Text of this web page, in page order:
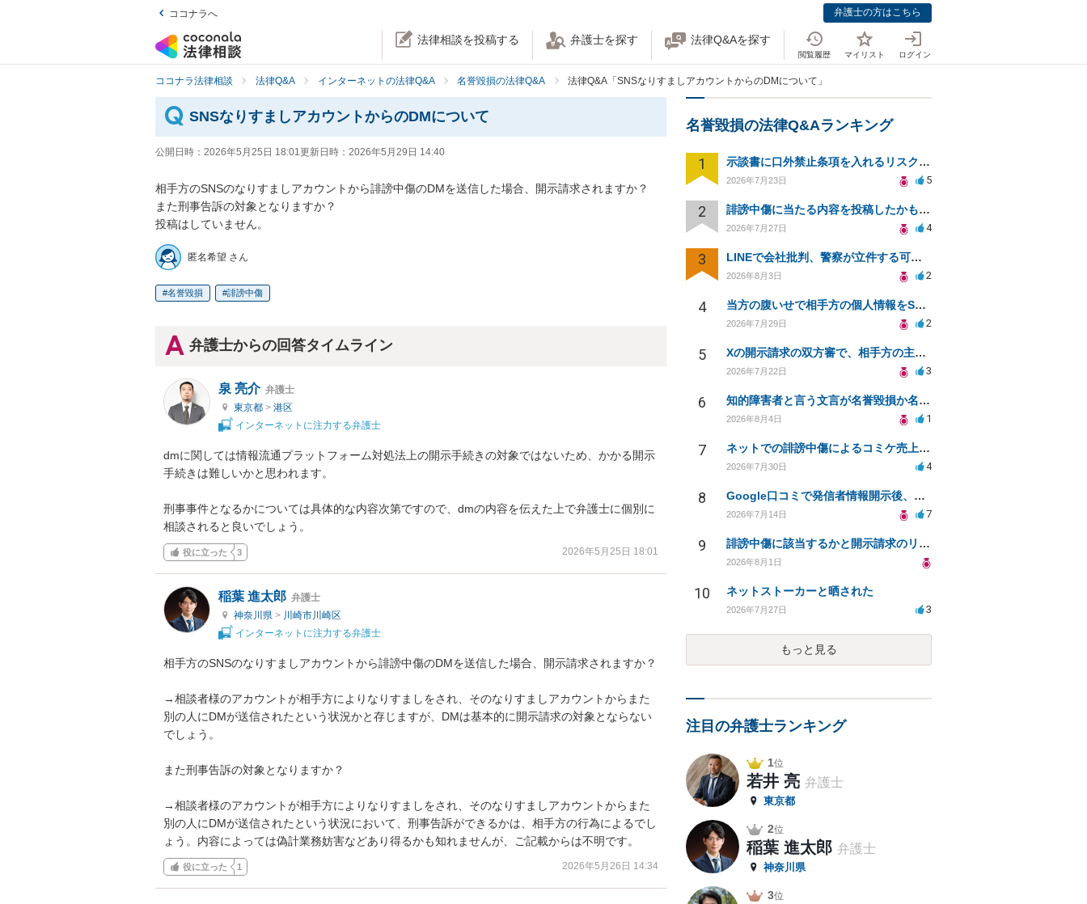
ココナラへ 弁護士の方はこちら
法律相談を投稿する 弁護士を探す 法律Q&Aを探す
閲覧履歴 マイリスト ログイン
ココナラ法律相談 法律Q&A インターネットの法律Q&A 名誉毀損の法律Q&A 法律Q&A「SNSなりすましアカウントからのDMについて」
SNSなりすましアカウントからのDMについて
公開日時： 2026年5月25日 18:01更新日時： 2026年5月29日 14:40
相手方のSNSのなりすましアカウントから誹謗中傷のDMを送信した場合、開示請求されますか？
また刑事告訴の対象となりますか？
投稿はしていません。
匿名希望 さん
名誉毀損 誹謗中傷
弁護士からの回答タイムライン
泉 亮介 弁護士
東京都 > 港区
インターネットに注力する弁護士
dmに関しては情報流通プラットフォーム対処法上の開示手続きの対象ではないため、かかる開示
手続きは難しいかと思われます。
刑事事件となるかについては具体的な内容次第ですので、dmの内容を伝えた上で弁護士に個別に
相談されると良いでしょう。
役に立った 3 2026年5月25日 18:01
稲葉 進太郎 弁護士
神奈川県 > 川崎市川崎区
インターネットに注力する弁護士
相手方のSNSのなりすましアカウントから誹謗中傷のDMを送信した場合、開示請求されますか？
→相談者様のアカウントが相手方によりなりすましをされ、そのなりすましアカウントからまた
別の人にDMが送信されたという状況かと存じますが、DMは基本的に開示請求の対象とならない
でしょう。
また刑事告訴の対象となりますか？
→相談者様のアカウントが相手方によりなりすましをされ、そのなりすましアカウントからまた
別の人にDMが送信されたという状況において、刑事告訴ができるかは、相手方の行為によるでし
ょう。内容によっては偽計業務妨害などあり得るかも知れませんが、ご記載からは不明です。
役に立った 1 2026年5月26日 14:34
名誉毀損の法律Q&Aランキング
1 示談書に口外禁止条項を入れるリスクはありますか？
2026年7月23日 5
2 誹謗中傷に当たる内容を投稿したかもしれない。開示請求や民事刑事裁判に発展しうるのか教えて欲しい。
2026年7月27日 4
3 LINEで会社批判、警察が立件する可能性は？
2026年8月3日 2
4 当方の腹いせで相手方の個人情報をSNSで晒してしまい名誉毀損させてしまったかもしれない
2026年7月29日 2
5 Xの開示請求の双方審で、相手方の主張が口頭ばかりで把握しきれません
2026年7月22日 3
6 知的障害者と言う文言が名誉毀損か名誉感情の侵害になるか教えてほしい。
2026年8月4日 1
7 ネットでの誹謗中傷によるコミケ売上減少、損害賠償は可能か？
2026年7月30日 4
8 Google口コミで発信者情報開示後、損害賠償請求を受けています。示談について相談です。
2026年7月14日 7
9 誹謗中傷に該当するかと開示請求のリスクを知りたい
2026年8月1日
10 ネットストーカーと晒された
2026年7月27日 3
もっと見る
注目の弁護士ランキング
1位
若井 亮 弁護士
東京都
2位
稲葉 進太郎 弁護士
神奈川県
3位